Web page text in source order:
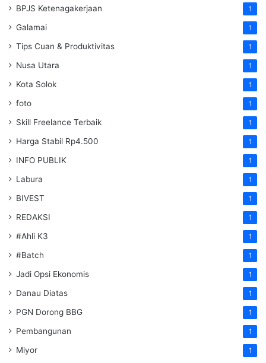
BPJS Ketenagakerjaan 1
Galamai 1
Tips Cuan & Produktivitas 1
Nusa Utara 1
Kota Solok 1
foto 1
Skill Freelance Terbaik 1
Harga Stabil Rp4.500 1
INFO PUBLIK 1
Labura 1
BIVEST 1
REDAKSI 1
#Ahli K3 1
#Batch 1
Jadi Opsi Ekonomis 1
Danau Diatas 1
PGN Dorong BBG 1
Pembangunan 1
Miyor 1